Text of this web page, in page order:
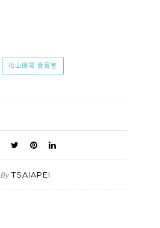
松山機場 貴賓室
By TSAIAPEI